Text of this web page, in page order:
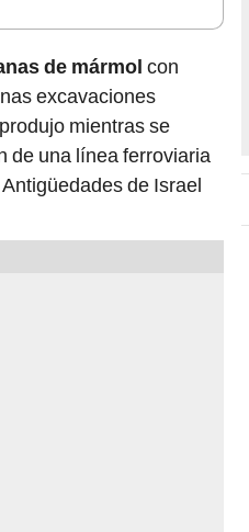
de mármol con
excavaciones
mientras se
de una línea ferroviaria
de Israel